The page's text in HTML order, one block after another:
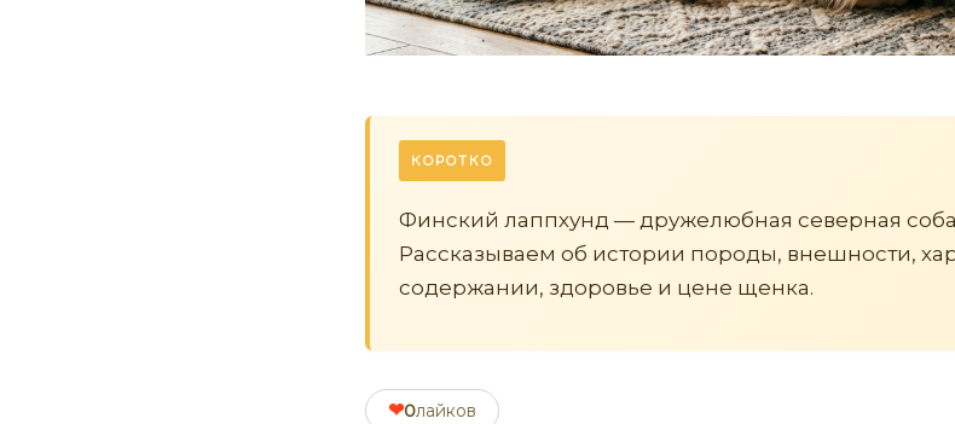
КОРОТКО
Финский лаппхунд — дружелюбная северная
Рассказываем об истории породы, внешности,
содержании, здоровье и цене щенка.
❤0лайков